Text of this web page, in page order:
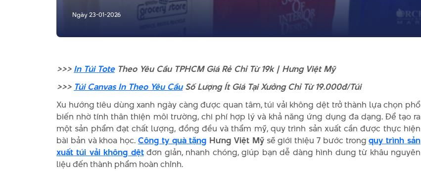
Ngày23-01-2026
>>> In Túi ToteTheo Yêu Cầu TPHCM Giá Rẻ Chỉ Từ 19k | Hưng Việt Mỹ
>>> Túi Canvas In Theo Yêu CầuSố Lượng Ít Giá Tại Xưởng Chỉ Từ 19.000đ/Túi
Xu hướng tiêu dùng xanh ngày càng được quan tâm, túi vải không dệt trở thành lựa chọn phổ
biến nhờ tính thân thiện môi trường, chi phí hợp lý và khả năng ứng dụng đa dạng. Để tạo ra
một sản phẩm đạt chất lượng, đồng đều và thẩm mỹ, quy trình sản xuất cần được thực hiện
bài bản và khoa học. Công ty quà tặng Hưng Việt Mỹsẽ giới thiệu 7 bước trongquy trình sản
xuất túi vải không dệtđơn giản, nhanh chóng, giúp bạn dễ dàng hình dung từ khâu nguyên
liệu đến thành phẩm hoàn chỉnh.